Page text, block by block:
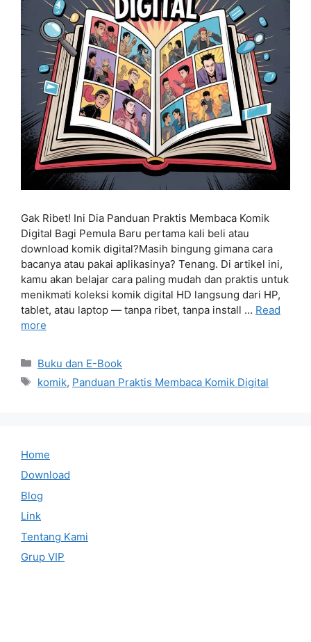
Gak Ribet! Ini Dia Panduan Praktis Membaca Komik
Digital Bagi Pemula Baru pertama kali beli atau
download komik digital?Masih bingung gimana cara
bacanya atau pakai aplikasinya? Tenang. Di artikel ini,
kamu akan belajar cara paling mudah dan praktis untuk
menikmati koleksi komik digital HD langsung dari HP,
tablet, atau laptop — tanpa ribet, tanpa install … Read
more
Categories
Buku dan E-Book
Tags
komik, Panduan Praktis Membaca Komik Digital
Home
Download
Blog
Link
Tentang Kami
Grup VIP